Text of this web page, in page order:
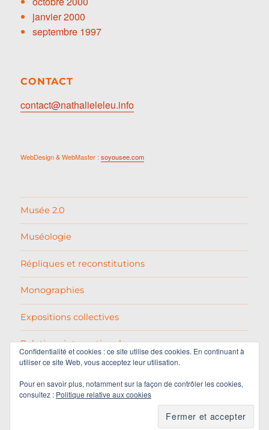
janvier 2000
septembre 1997
CONTACT
contact@nathalieleleu.info
WebDesign & WebMaster :soyousee.com
Musée 2.0
Muséologie
Répliques et reconstitutions
Monographies
Expositions collectives
Relations internationales
Varia
Confidentialité et cookies : ce site utilise des cookies. En continuant à
utiliser ce site Web, vous acceptez leur utilisation.
Pour en savoir plus, notamment sur la façon de contrôler les cookies,
consultez : Politique relative aux cookies